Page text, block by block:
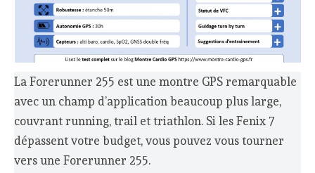
La Forerunner 255 est une montre GPS remarquable
avec un champ d’application beaucoup plus large,
couvrant running, trail et triathlon. Si les Fenix 7
dépassent votre budget, vous pouvez vous tourner
vers une Forerunner 255.